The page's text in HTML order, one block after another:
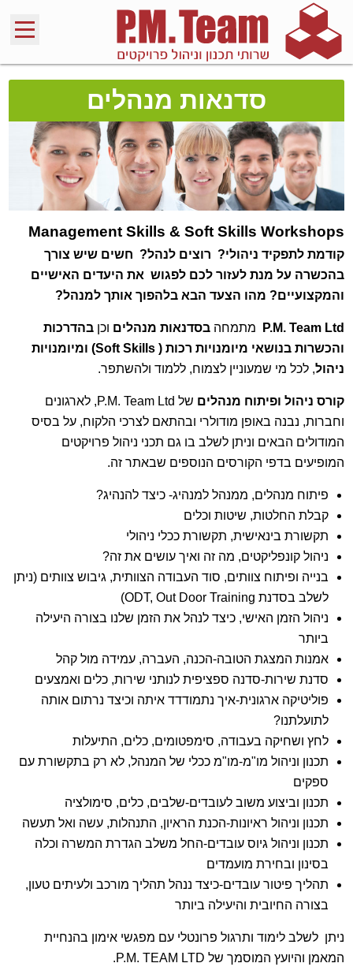
סדנאות מנהלים
Management Skills & Soft Skills Workshops
קודמת לתפקיד ניהולי? רוצים לנהל? חשים שיש צורך
בהכשרה על מנת לעזור לכם לפגוש את היעדים האישיים
והמקצועיים? מהו הצעד הבא בלהפוך אותך למנהל?
P.M. Team Ltd מתמחהבסדנאות מנהלים וכןבהדרכות
והכשרות בנושאי מיומנויות רכות ( Soft Skills) ומיומנויות
ניהול, לכל מי שמעוניין לצמוח, ללמוד ולהשתפר.
קורס ניהול ופיתוח מנהלים
של P.M. Team Ltd, לארגונים
וחברות, נבנה באופן מודולרי ובהתאם לצרכי הלקוח, על בסיס
המודולים הבאים וניתן לשלב בו גם תכני ניהול פרויקטים
המופיעים בדפי הקורסים הנוספים שבאתר זה.
פיתוח מנהלים, ממנהל למנהיג- כיצד להנהיג?
קבלת החלטות, שיטות וכלים
תקשורת בינאישית, תקשורת ככלי ניהולי
ניהול קונפליקטים, מה זה ואיך עושים את זה?
בנייה ופיתוח צוותים, סוד העבודה הצוותית, גיבוש צוותים (ניתן
לשלב בסדנת ODT, Out Door Training)
ניהול הזמן האישי, כיצד לנהל את הזמן שלנו בצורה היעילה
ביותר
אמנות המצגת הטובה-הכנה, העברה, עמידה מול קהל
סדנת שירות-סדנה ספציפית לנותני שירות, כלים ואמצעים
פוליטיקה ארגונית-איך נתמודדד איתה וכיצד נרתום אותה
לתועלתנו?
לחץ ושחיקה בעבודה, סימפטומים, כלים, התיעלות
תכנון וניהול מו"מ-מו"מ ככלי של המנהל, לא רק בתקשורת עם
ספקים
תכנון וביצוע משוב לעובדים-שלבים, כלים, סימולציה
תכנון וניהול ראיונות-הכנת הראיון, התנהלות, עשה ואל תעשה
תכנון וניהול גיוס עובדים-החל משלב הגדרת המשרה וכלה
בסינון ובחירת מועמדים
תהליך פיטור עובדים-כיצד ננהל תהליך מורכב ולעיתים טעון,
בצורה החיובית והיעילה ביותר
ניתן לשלב לימוד ותרגול פרונטלי עם מפגשי אימון בהנחיית
המאמן והיועץ המוסמך של P.M. TEAM LTD.